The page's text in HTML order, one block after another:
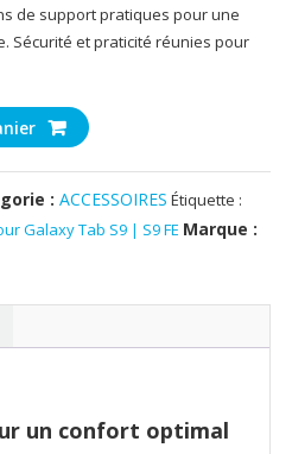
de support pratiques pour une
Sécurité et praticité réunies pour
: ACCESSOIRES Étiquette :
Galaxy Tab S9 | S9 FE Marque :
un confort optimal